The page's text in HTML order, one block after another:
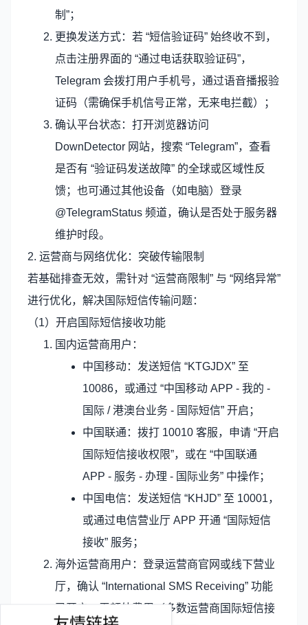
制”；
更换发送方式：若 “短信验证码” 始终收不到，
点击注册界面的 “通过电话获取验证码”，
Telegram 会拨打用户手机号，通过语音播报验
证码（需确保手机信号正常，无来电拦截）；
确认平台状态：打开浏览器访问
DownDetector 网站，搜索 “Telegram”，查看
是否有 “验证码发送故障” 的全球或区域性反
馈；也可通过其他设备（如电脑）登录
@TelegramStatus 频道，确认是否处于服务器
维护时段。
2. 运营商与网络优化：突破传输限制
若基础排查无效，需针对 “运营商限制” 与 “网络异常”
进行优化，解决国际短信传输问题：
（1）开启国际短信接收功能
国内运营商用户：
中国移动：发送短信 “KTGJDX” 至
10086，或通过 “中国移动 APP - 我的 -
国际 / 港澳台业务 - 国际短信” 开启；
中国联通：拨打 10010 客服，申请 “开启
国际短信接收权限”，或在 “中国联通
APP - 服务 - 办理 - 国际业务” 中操作；
中国电信：发送短信 “KHJD” 至 10001，
或通过电信营业厅 APP 开通 “国际短信
接收” 服务；
海外运营商用户：登录运营商官网或线下营业
厅，确认 “International SMS Receiving” 功能
已开启，无额外费用（多数运营商国际短信接